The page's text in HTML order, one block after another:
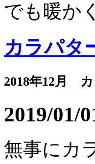
でも暖か
カラパタ
2018年12月
2019/01/
無事にカ